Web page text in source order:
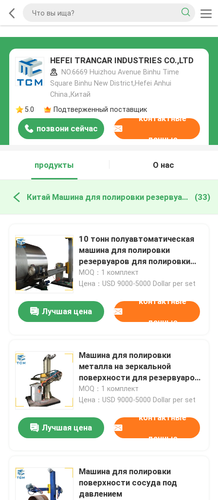
HEFEI TRANCAR INDUSTRIES CO.,LTD
NO.6669 Huizhou Avenue Binhu Time
Square Binhu New District,Hefei Anhui
China.,Китай
5.0
Подтверженный поставщик
позвони сейчас
контактные
данные
продукты О нас
Китай Машина для полировки резервуаров (33)
10 тонн полуавтоматическая
машина для полировки
резервуаров для полировки
поверхности танков и
снарядов
MOQ：1 комплект
Цена：USD 9000-5000 Dollar per set
Лучшая цена
контактные
данные
Машина для полировки
металла на зеркальной
поверхности для резервуаров
из нержавеющей стали
MOQ：1 комплект
Цена：USD 9000-5000 Dollar per set
Лучшая цена
контактные
данные
Машина для полировки
поверхности сосуда под
давлением